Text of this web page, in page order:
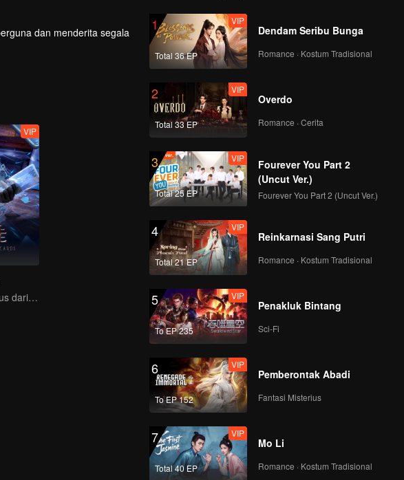
VIP
Energi misterius dari kartu menimbulkan peperangan, bagaimana Chen Mu mengendalikannya?
1
Total 36 EP
VIP
Dendam Seribu Bunga
Romance · Kostum Tradisional
2
Total 33 EP
VIP
Overdo
Romance · Cerita
3
Total 25 EP
VIP
Fourever You Part 2
(Uncut Ver.)
Fourever You Part 2 (Uncut Ver.)
4
Total 21 EP
VIP
Reinkarnasi Sang Putri
Romance · Kostum Tradisional
5
To EP 235
VIP
Penakluk Bintang
Sci-Fi
6
To EP 152
VIP
Pemberontak Abadi
Fantasi Misterius
7
Total 40 EP
VIP
Mo Li
Romance · Kostum Tradisional